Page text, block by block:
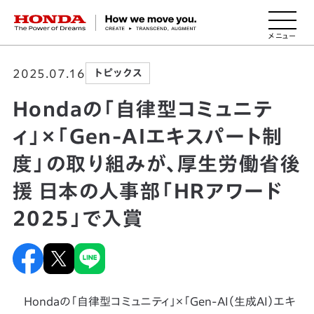
HONDA The Power of Dreams
2025.07.16 トピックス
Hondaの「自律型コミュニテ
ィ」×「Gen-AIエキスパート制
度」の取り組みが、厚生労働省後
援 日本の人事部「ＨＲアワード
2025」で入賞
Hondaの「自律型コミュニティ」×「Gen-AI（生成AI）エキ